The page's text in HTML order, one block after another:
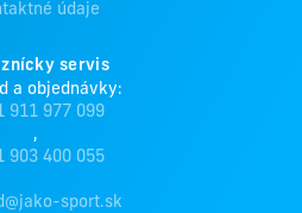
údaje
servis
a objednávky:
911 977 099
,
903 400 055
sport.sk